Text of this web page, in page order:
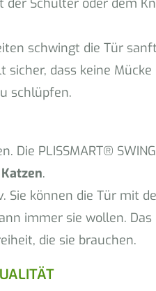
Schulter oder dem
schwingt die Tür
dass keine Mücke
schlüpfen.
Die PLISSMART®
.
Sie können die Tür mit
immer sie wollen. Das
die sie brauchen.